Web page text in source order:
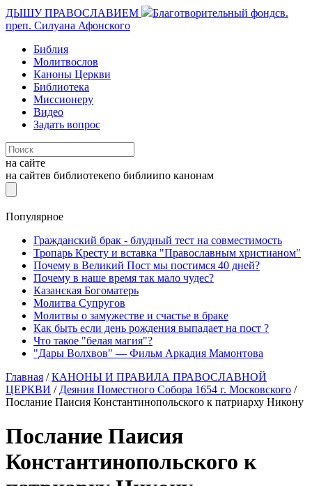
ДЫШУ ПРАВОСЛАВИЕМ Благотворительный фондсв.
преп. Силуана Афонского
Библия
Молитвослов
Каноны Церкви
Библиотека
Миссионеру
Видео
Задать вопрос
на сайте
на сайтев библиотекепо библиипо канонам
Популярное
Гражданский брак - блудный тест на совместимость
Тропарь Кресту и вставка "Православным христианом"
Почему в Великий Пост мы постимся 40 дней?
Почему в наше время так мало чудес?
Казанская Богоматерь
Молитва Супругов
Молитвы о замужестве и счастье в браке
Как быть если день рождения выпадает на пост ?
Что такое "белая магия"?
"Дары Волхвов" — Фильм Аркадия Мамонтова
Главная /КАНОНЫ И ПРАВИЛА ПРАВОСЛАВНОЙ
ЦЕРКВИ / Деяния Поместного Собора 1654 г. Московского /
Послание Паисия Константинопольского к патриарху Никону
Послание Паисия
Константинопольского к